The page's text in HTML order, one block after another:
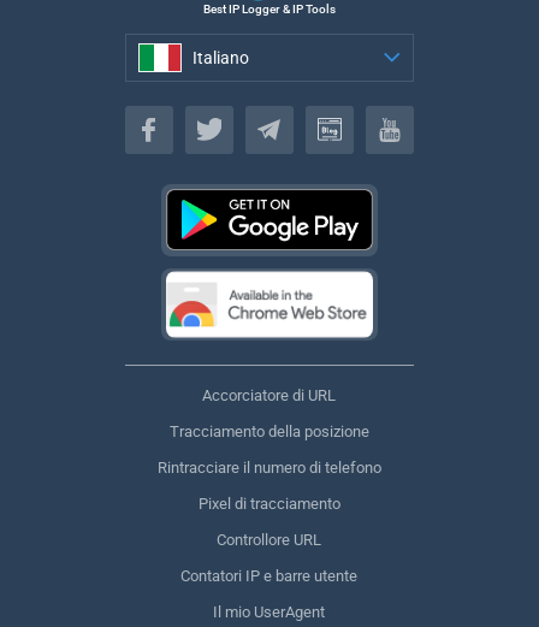
Best IP Logger & IP Tools
Italiano
Italiano
Accorciatore di URL
Tracciamento della posizione
Rintracciare il numero di telefono
Pixel di tracciamento
Controllore URL
Contatori IP e barre utente
Il mio UserAgent